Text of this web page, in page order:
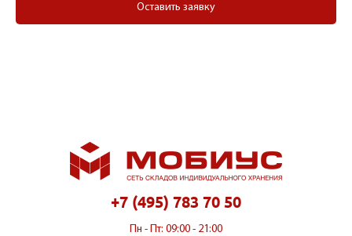
Оставить заявку
+7 (495) 783 70 50
Пн - Пт: 09:00 - 21:00